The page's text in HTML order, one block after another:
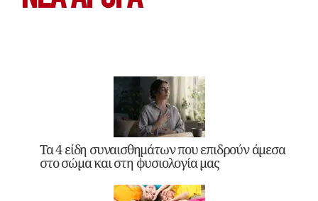
Τα 4 είδη συναισθημάτων που επιδρούν άμεσα
στο σώμα και στη φυσιολογία μας